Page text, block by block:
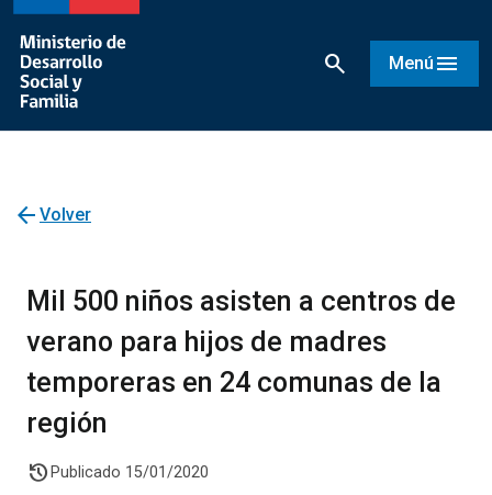
search Menú menu
arrow_back Volver
Mil 500 niños asisten a centros de
verano para hijos de madres
temporeras en 24 comunas de la
región
history Publicado 15/01/2020